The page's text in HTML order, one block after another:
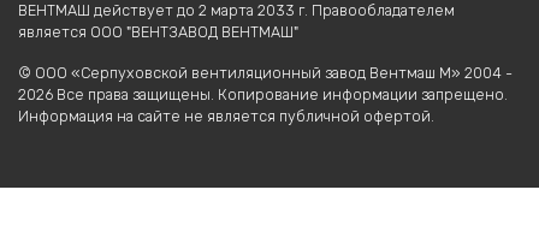
ВЕНТМАШ действует до 2 марта 2033 г. Правообладателем
является ООО "ВЕНТЗАВОД ВЕНТМАШ"
© ООО «Серпуховской вентиляционный завод Вентмаш М» 2004 -
2026 Все права защищены. Копирование информации запрещено.
Информация на сайте не является публичной офертой.